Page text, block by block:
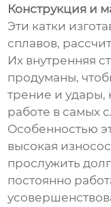
Конструкция и
Эти катки
сплавов,
Их внутренняя
продуманы,
трение и
работе в самых
Особенностью
высокая
прослужить
постоянно